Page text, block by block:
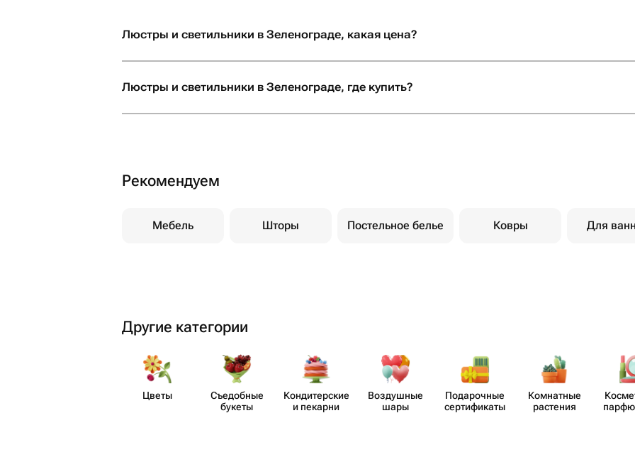
Люстры и светильники в Зеленограде, какая цена?
Люстры и светильники в Зеленограде, где купить?
Рекомендуем
Мебель Шторы Постельное белье Ковры Для
Другие категории
Цветы
Съедобные
букеты
Кондит​ерские
и пекарни
Воздушные
шары
Пода​рочные
серти​фикаты
Комнатные
растения